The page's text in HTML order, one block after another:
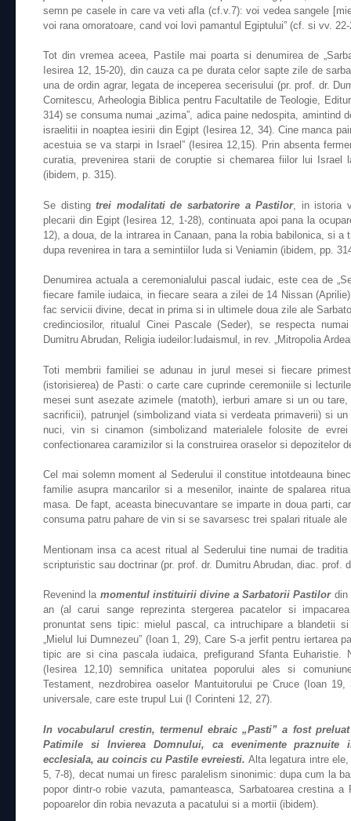
semn pe casele in care va veti afla (cf.v.7): voi vedea sangele
voi rana omoratoare, cand voi lovi pamantul Egiptului” (cf. si vv.
Tot din vremea aceea, Pastile mai poarta si denumirea de
Iesirea 12, 15-20), din cauza ca pe durata celor sapte zile de
una de ordin agrar, legata de inceperea secerisului (pr. prof. dr.
Cornitescu, Arheologia Biblica pentru Facultatile de Teologie,
314) se consuma numai „azima”, adica paine nedospita, amintind
israelitii in noaptea iesirii din Egipt (Iesirea 12, 34). Cine manca
acestuia se va starpi in Israel” (Iesirea 12,15). Prin absenta
curatia, prevenirea starii de coruptie si chemarea fiilor lui
(ibidem, p. 315).
Se distingtrei modalitati de sarbatorire a Pastilor, in istoria
plecarii din Egipt (Iesirea 12, 1-28), continuata apoi pana la
12), a doua, de la intrarea in Canaan, pana la robia babilonica, si
dupa revenirea in tara a semintiilor Iuda si Veniamin (ibidem, pp.
Denumirea actuala a ceremonialului pascal iudaic, este cea de
fiecare famile iudaica, in fiecare seara a zilei de 14 Nissan
fac servicii divine, decat in prima si in ultimele doua zile ale
credinciosilor, ritualul Cinei Pascale (Seder), se respecta
Dumitru Abrudan, Religia iudeilor:Iudaismul, in rev. „Mitropolia
Toti membrii familiei se adunau in jurul mesei si fiecare
(istorisierea) de Pasti: o carte care cuprinde ceremoniile si
mesei sunt asezate azimele (matoth), ierburi amare si un ou
sacrificii), patrunjel (simbolizand viata si verdeata primaverii) si un
nuci, vin si cinamon (simbolizand materialele folosite de
confectionarea caramizilor si la construirea oraselor si depozitelor
Cel mai solemn moment al Sederului il constitue intotdeauna
familie asupra mancarilor si a mesenilor, inainte de spalarea
masa. De fapt, aceasta binecuvantare se imparte in doua parti,
consuma patru pahare de vin si se savarsesc trei spalari rituale
Mentionam insa ca acest ritual al Sederului tine numai de
scripturistic sau doctrinar (pr. prof. dr. Dumitru Abrudan, diac. prof.
Revenind la momentul instituirii divine a Sarbatorii Pastilordin
an (al carui sange reprezinta stergerea pacatelor si
pronuntat sens tipic: mielul pascal, ca intruchipare a blandetii
„Mielul lui Dumnezeu” (Ioan 1, 29), Care S-a jerfit pentru iertarea
tipic are si cina pascala iudaica, prefigurand Sfanta Euharistie.
(Iesirea 12,10) semnifica unitatea poporului ales si
Testament, nezdrobirea oaselor Mantuitorului pe Cruce (Ioan
universale, care este trupul Lui (I Corinteni 12, 27).
In vocabularul crestin, termenul ebraic „Pasti” a fost
Patimile si Invierea Domnului, ca evenimente
ecclesiala, au coincis cu Pastile evreiesti. Alta legatura intre
5, 7-8), decat numai un firesc paralelism sinonimic: dupa cum la
popor dintr-o robie vazuta, pamanteasca, Sarbatoarea crestina a
popoarelor din robia nevazuta a pacatului si a mortii (ibidem).